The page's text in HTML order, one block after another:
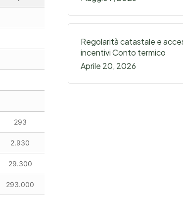
293
2.930
29.300
293.000
Regolarità catastale e
incentivi Conto termico
Aprile 20, 2026